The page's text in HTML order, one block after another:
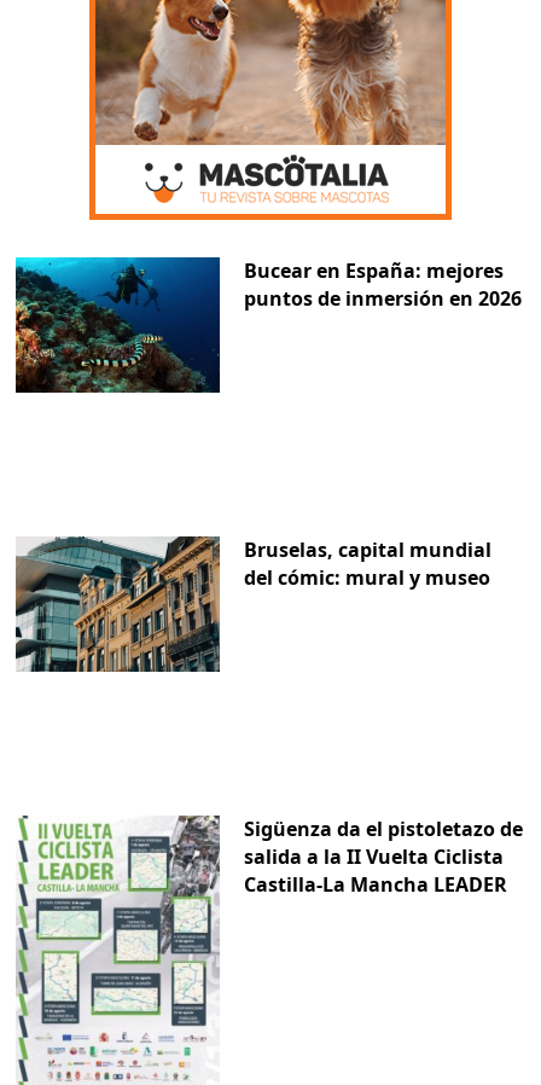
Bucear en España: mejores
puntos de inmersión en 2026
Bruselas, capital mundial
del cómic: mural y museo
Sigüenza da el pistoletazo de
salida a la II Vuelta Ciclista
Castilla-La Mancha LEADER